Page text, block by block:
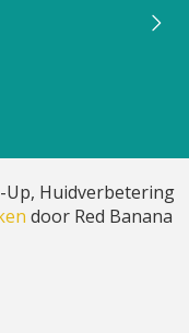
Huidverbetering
door Red Banana